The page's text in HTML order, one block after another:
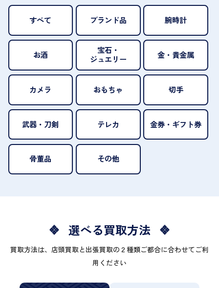
すべて ブランド品 腕時計
お酒
宝石・
ジュエリー
金・貴金属
カメラ おもちゃ 切手
武器・刀剣 テレカ 金券・ギフト券
骨董品 その他
選べる買取方法
買取方法は、店頭買取と出張買取の２種類ご都合に合わせてご利
用ください